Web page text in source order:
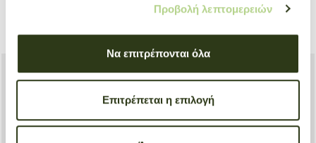
Προβολή λεπτομερειών
Να επιτρέπονται όλα
Επιτρέπεται η επιλογή
€ 260,00
Compact wallet Le Roseau
€ 260,00